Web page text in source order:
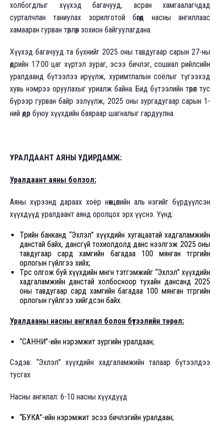
холбогдлыг хүүхэд багачууд, асран хамгаалагчдад
сурталчлан таниулах зорилготой бөгөөд насны ангиллаас
хамааран гурван төрлөөр зохион байгуулагдана.
Хүүхэд багачууд та бүхнийг 2025 оны тавдугаар сарын 27-ны
өдрийн 17:00 цаг хүртэл зураг, эсээ бичлэг, сошиал рийлсийн
уралдаанд бүтээлээ ирүүлж, хуримтлалын соёлыг түгээхэд
хувь нэмрээ оруулахыг уриалж байна. Бид бүтээлийн төрөл тус
бүрээр гурван байр эзлүүлж, 2025 оны зургадугаар сарын 1-
ний өдөр буюу хүүхдийн баяраар шагналыг гардуулна.
УРАЛДААНТ АЯНЫ УДИРДАМЖ:
Уралдаант аяны болзол:
Аяны хүрээнд дараах хоёр нөхцөлийн аль нэгийг бүрдүүлсэн
хүүхдүүд уралдаант аянд оролцох эрх үүснэ. Үүнд:
Төрийн банканд “Эхлэл” хүүхдийн хугацаатай хадгаламжийн
данстай байх, дансгүй тохиолдолд данс нээлгэж 2025 оны
тавдугаар сард хамгийн багадаа 100 мянган төгрөгийн
орлогын гүйлгээ хийх;
Төрөөс олгож буй хүүхдийн мөнгөн тэтгэмжийг “Эхлэл” хүүхдийн
хадгаламжийн данстай холбосноор тухайн дансанд 2025
оны тавдугаар сард хамгийн багадаа 100 мянган төгрөгийн
орлогын гүйлгээ хийгдсэн байх.
Уралдааны насны ангилал болон бүтээлийн төрөл:
“САННИ”-ийн нэрэмжит зургийн уралдаан;
Сэдэв: “Эхлэл” хүүхдийн хадгаламжийн талаар бүтээлдээ
тусгах
Насны ангилал: 6-10 насны хүүхдүүд
“БУКА”-ийн нэрэмжит эсээ бичлэгийн уралдаан;